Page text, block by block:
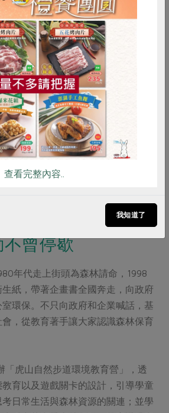
多人認識合作社。若社員意識到衛生
的關係，調整自己使用衛生紙的習
護會有更大的助益。
可以減少樹木砍伐，也消耗較少的能
的製造，再生紙漿的製程可以減少約
％的用水，與40％的能源消耗。使
收，若因為要求外觀乾淨的紙張，而
重創我們的山林。森林具有涵氧水資
化水質等功能，林業試驗所的資料指
森林每年約可蓄水4億4千8百萬公
曾停歇
年代走上街頭為森林請命，1998
紙，帶著企畫書全國奔走，向政府
環保。不只向政府和企業喊話，基
，從教育著手讓大家認識森林保育
「虎山自然步道環境教育營」，透
育以及遊戲關卡的設計，引導學童
日常生活與森林資源的關連；並學
食譜 減硝酸鹽
安 共同購買
查看完整內容..
我知道了